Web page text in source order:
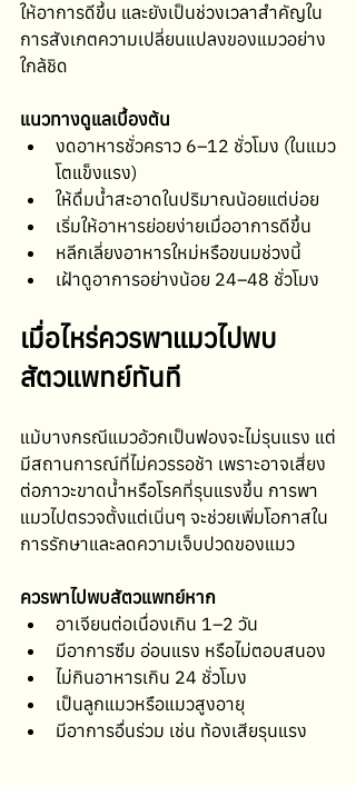
ให้อาการดีขึ้น และยังเป็นช่วงเวลาสำคัญใน
การสังเกตความเปลี่ยนแปลงของแมวอย่าง
ใกล้ชิด
แนวทางดูแลเบื้องต้น
งดอาหารชั่วคราว 6–12 ชั่วโมง (ในแมว
โตแข็งแรง)
ให้ดื่มน้ำสะอาดในปริมาณน้อยแต่บ่อย
เริ่มให้อาหารย่อยง่ายเมื่ออาการดีขึ้น
หลีกเลี่ยงอาหารใหม่หรือขนมช่วงนี้
เฝ้าดูอาการอย่างน้อย 24–48 ชั่วโมง
เมื่อไหร่ควรพาแมวไปพบ
สัตวแพทย์ทันที
แม้บางกรณีแมวอ้วกเป็นฟองจะไม่รุนแรง แต่
มีสถานการณ์ที่ไม่ควรรอช้า เพราะอาจเสี่ยง
ต่อภาวะขาดน้ำหรือโรคที่รุนแรงขึ้น การพา
แมวไปตรวจตั้งแต่เนิ่นๆ จะช่วยเพิ่มโอกาสใน
การรักษาและลดความเจ็บปวดของแมว
ควรพาไปพบสัตวแพทย์หาก
อาเจียนต่อเนื่องเกิน 1–2 วัน
มีอาการซึม อ่อนแรง หรือไม่ตอบสนอง
ไม่กินอาหารเกิน 24 ชั่วโมง
เป็นลูกแมวหรือแมวสูงอายุ
มีอาการอื่นร่วม เช่น ท้องเสียรุนแรง